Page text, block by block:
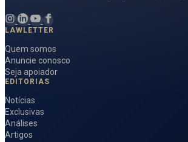
LAWLETTER
Quem somos
Anuncie conosco
Seja apoiador
EDITORIAS
Notícias
Exclusivas
Análises
Artigos